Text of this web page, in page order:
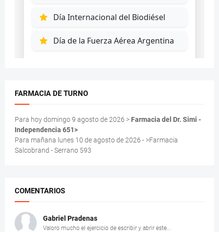
FARMACIA DE TURNO
Para hoy domingo 9 agosto de 2026 > Farmacia del Dr. Simi -
Independencia 651>
Para mañana lunes 10 de agosto de 2026 - >Farmacia
Salcobrand - Serrano 593
COMENTARIOS
Gabriel Pradenas
Valoro mucho el ejercicio de escribir y abrir este...